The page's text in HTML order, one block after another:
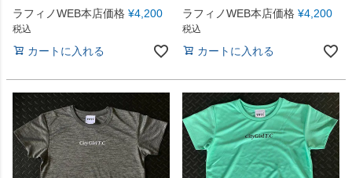
ラフィノWEB本店価格 ¥4,200
税込
カートに入れる
ラフィノWEB本店価格 ¥4,200
税込
カートに入れる